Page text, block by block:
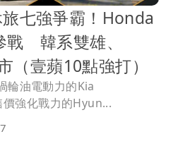
旅七強爭霸！Honda
戰 韓系雙雄、
壹蘋10點強打）
輪油電動力的Kia
價強化戰力的Hyun...